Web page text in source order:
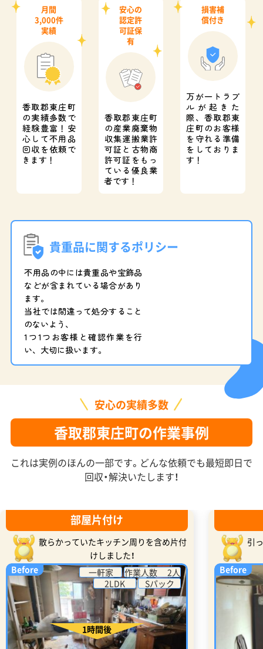
月間
3,000件
実績
香取郡東庄町
の実績多数で
経験豊富！ 安
心して不用品
回収を依頼で
きます！
安心の
認定許
可証保
有
香取郡東庄町
の産業廃棄物
収集運搬業許
可証と 古物商
許可証をもっ
ている優良業
者です！
損害補
償付き
万が一トラブ
ルが起きた
際、香取郡東
庄町のお客様
を守れる準備
をしておりま
す！
貴重品に関するポリシー
不用品の中には貴重品や宝飾品
などが含まれている場合があり
ます。
当社では間違って処分すること
のないよう、
1つ1つお客様と確認作業を行
い、大切に扱います。
安心の実績多数
香取郡東庄町の作業事例
これは実例のほんの一部です。どんな依頼でも最短即日で
回収・解決いたします！
部屋片付け
散らかっていたキッチン周りを含め片付
けしました！
Before
一軒家
作業人数 2人
2LDK
Sパック
1時間後
引
Before